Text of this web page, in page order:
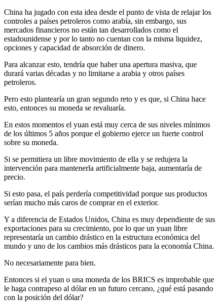
China ha jugado con esta idea desde el punto de vista de relajar los
controles a países petroleros como arabía, sin embargo, sus
mercados financieros no están tan desarrollados como el
estadounidense y por lo tanto no cuentan con la misma liquidez,
opciones y capacidad de absorción de dinero.
Para alcanzar esto, tendría que haber una apertura masiva, que
durará varias décadas y no limitarse a arabia y otros países
petroleros.
Pero esto plantearía un gran segundo reto y es que, si China hace
esto, entonces su moneda se revaluaría.
En estos momentos el yuan está muy cerca de sus niveles mínimos
de los últimos 5 años porque el gobierno ejerce un fuerte control
sobre su moneda.
Si se permitiera un libre movimiento de ella y se redujera la
intervención para mantenerla artificialmente baja, aumentaría de
precio.
Si esto pasa, el país perdería competitividad porque sus productos
serían mucho más caros de comprar en el exterior.
Y a diferencia de Estados Unidos, China es muy dependiente de sus
exportaciones para su crecimiento, por lo que un yuan libre
representaría un cambio drástico en la estructura económica del
mundo y uno de los cambios más drásticos para la economía China.
No necesariamente para bien.
Entonces si el yuan o una moneda de los BRICS es improbable que
le haga contrapeso al dólar en un futuro cercano, ¿qué está pasando
con la posición del dólar?